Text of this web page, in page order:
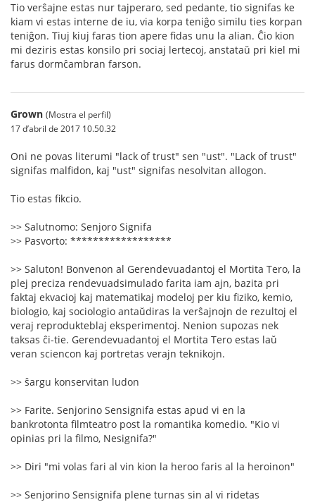
Tio verŝajne estas nur tajperaro, sed pedante, tio signifas ke
kiam vi estas interne de iu, via korpa teniĝo similu ties korpan
teniĝon. Tiuj kiuj faras tion apere fidas unu la alian. Ĉio kion
mi deziris estas konsilo pri sociaj lertecoj, anstataŭ pri kiel mi
farus dormĉambran farson.
Grown (Mostra el perfil)
17 d’abril de 2017 10.50.32
Oni ne povas literumi "lack of trust" sen "ust". "Lack of trust"
signifas malfidon, kaj "ust" signifas nesolvitan allogon.
Tio estas fikcio.
>> Salutnomo: Senjoro Signifa
>> Pasvorto: ******************
>> Saluton! Bonvenon al Gerendevuadantoj el Mortita Tero, la
plej preciza rendevuadsimulado farita iam ajn, bazita pri
faktaj ekvacioj kaj matematikaj modeloj per kiu fiziko, kemio,
biologio, kaj sociologio antaŭdiras la verŝajnojn de rezultoj el
veraj reprodukteblaj eksperimentoj. Nenion supozas nek
taksas ĉi-tie. Gerendevuadantoj el Mortita Tero estas laŭ
veran sciencon kaj portretas verajn teknikojn.
>> ŝargu konservitan ludon
>> Farite. Senjorino Sensignifa estas apud vi en la
bankrotonta filmteatro post la romantika komedio. "Kio vi
opinias pri la filmo, Nesignifa?"
>> Diri "mi volas fari al vin kion la heroo faris al la heroinon"
>> Senjorino Sensignifa plene turnas sin al vi ridetas